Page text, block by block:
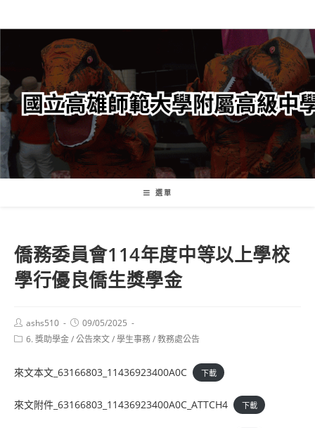
轉
要
內
容
選單
僑務委員會114年度中等以上學校
學行優良僑生獎學金
Post
author:
ashs510
Post
published:
09/05/2025
Post6. 獎助學金/公告來文/學生事務/教務處公告
來文本文_63166803_11436923400A0C 下載
來文附件_63166803_11436923400A0C_ATTCH4 下載